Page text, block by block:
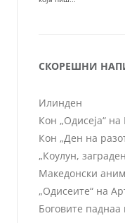
СКОРЕШНИ
Илинден
Кон „Одисеја“
Кон „Ден на
„Коулун,
Македонски
„Одисеите“ на
Боговите паднаа